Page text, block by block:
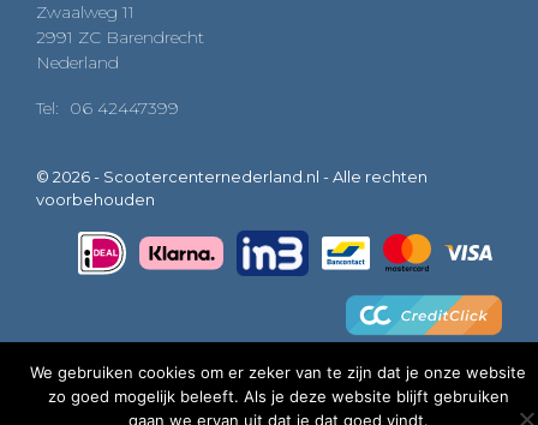
Zwaalweg 11
2991 ZC Barendrecht
Nederland
Tel: 06 42447399
© 2026 - Scootercenternederland.nl - Alle rechten
voorbehouden
We gebruiken cookies om er zeker van te zijn dat je onze website
zo goed mogelijk beleeft. Als je deze website blijft gebruiken
gaan we ervan uit dat je dat goed vindt.